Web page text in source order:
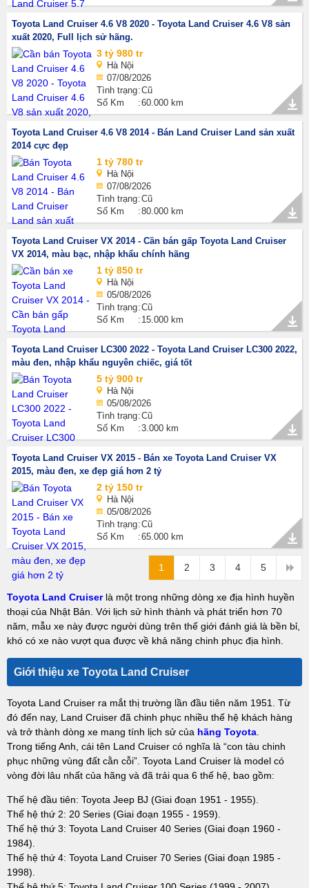
Toyota Land Cruiser 4.6 V8 2020 - Toyota Land Cruiser 4.6 V8 sản
xuất 2020, Full lịch sử hãng.
3 tỷ 980 tr
Hà Nội
07/08/2026
Tình trạng Cũ
Số Km
60.000 km
Toyota Land Cruiser 4.6 V8 2014 - Bán Land Cruiser Land sản xuất
2014 cực đẹp
1 tỷ 780 tr
Hà Nội
07/08/2026
Tình trạng Cũ
Số Km
80.000 km
Toyota Land Cruiser VX 2014 - Cần bán gấp Toyota Land Cruiser
VX 2014, màu bạc, nhập khẩu chính hãng
1 tỷ 850 tr
Hà Nội
05/08/2026
Tình trạng Cũ
Số Km
15.000 km
Toyota Land Cruiser LC300 2022 - Toyota Land Cruiser LC300 2022,
màu đen, nhập khẩu nguyên chiếc, giá tốt
5 tỷ 900 tr
Hà Nội
05/08/2026
Tình trạng Cũ
Số Km
3.000 km
Toyota Land Cruiser VX 2015 - Bán xe Toyota Land Cruiser VX
2015, màu đen, xe đẹp giá hơn 2 tỷ
2 tỷ 150 tr
Hà Nội
05/08/2026
Tình trạng Cũ
Số Km
65.000 km
1 2 3 4 5
Toyota Land Cruiserlà một trong những dòng xe địa hình huyền
thoại của Nhật Bản. Với lịch sử hình thành và phát triển hơn 70
năm, mẫu xe này được người dùng trên thế giới đánh giá là bền bỉ,
khó có xe nào vượt qua được về khả năng chinh phục địa hình.
Giới thiệu xe Toyota Land Cruiser
Toyota Land Cruiser ra mắt thị trường lần đầu tiên năm 1951. Từ
đó đến nay, Land Cruiser đã chinh phục nhiều thế hệ khách hàng
và trở thành dòng xe mang tính lịch sử của hãng Toyota
Trong tiếng Anh, cái tên Land Cruiser có nghĩa là “con tàu chinh
phục những vùng đất cằn cỗi”. Toyota Land Cruiser là model có
vòng đời lâu nhất của hãng và đã trải qua 6 thế hệ, bao gồm:
Thế hệ đầu tiên: Toyota Jeep BJ (Giai đoạn 1951 - 1955).
Thế hệ thứ 2: 20 Series (Giai đoạn 1955 - 1959).
Thế hệ thứ 3: Toyota Land Cruiser 40 Series (Giai đoạn 1960 -
1984).
Thế hệ thứ 4: Toyota Land Cruiser 70 Series (Giai đoạn 1985 -
1998).